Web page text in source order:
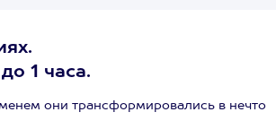
1 часа.
они трансформировались в нечто